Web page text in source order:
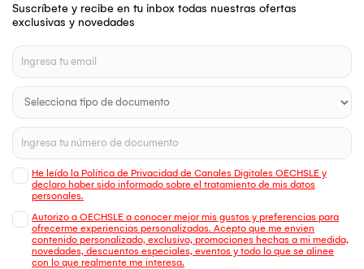
Suscríbete y recibe en tu inbox todas nuestras ofertas
exclusivas y novedades
He leído la Política de Privacidad de Canales Digitales OECHSLE y
declaro haber sido informado sobre el tratamiento de mis datos
personales.
Autorizo a OECHSLE a conocer mejor mis gustos y preferencias para
ofrecerme experiencias personalizadas. Acepto que me envien
contenido personalizado, exclusivo, promociones hechas a mi medida,
novedades, descuentos especiales, eventos y todo lo que se alinee
con lo que realmente me interesa.